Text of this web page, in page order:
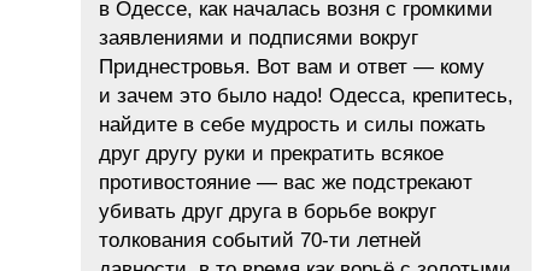
в Одессе, как началась возня с громкими
заявлениями и подписями вокруг
Приднестровья. Вот вам и ответ — кому
и зачем это было надо! Одесса, крепитесь,
найдите в себе мудрость и силы пожать
друг другу руки и прекратить всякое
противостояние — вас же подстрекают
убивать друг друга в борьбе вокруг
толкования событий 70-ти летней